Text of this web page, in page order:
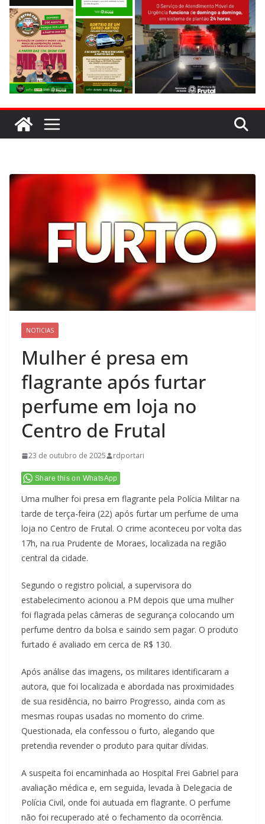
NOTICIAS
Mulher é presa em
flagrante após furtar
perfume em loja no
Centro de Frutal
23 de outubro de 2025 rdportari
Share this on WhatsApp
Uma mulher foi presa em flagrante pela Polícia Militar na
tarde de terça-feira (22) após furtar um perfume de uma
loja no Centro de Frutal. O crime aconteceu por volta das
17h, na rua Prudente de Moraes, localizada na região
central da cidade.
Segundo o registro policial, a supervisora do
estabelecimento acionou a PM depois que uma mulher
foi flagrada pelas câmeras de segurança colocando um
perfume dentro da bolsa e saindo sem pagar. O produto
furtado é avaliado em cerca de R$ 130.
Após análise das imagens, os militares identificaram a
autora, que foi localizada e abordada nas proximidades
de sua residência, no bairro Progresso, ainda com as
mesmas roupas usadas no momento do crime.
Questionada, ela confessou o furto, alegando que
pretendia revender o produto para quitar dívidas.
A suspeita foi encaminhada ao Hospital Frei Gabriel para
avaliação médica e, em seguida, levada à Delegacia de
Polícia Civil, onde foi autuada em flagrante. O perfume
não foi recuperado até o fechamento da ocorrência.